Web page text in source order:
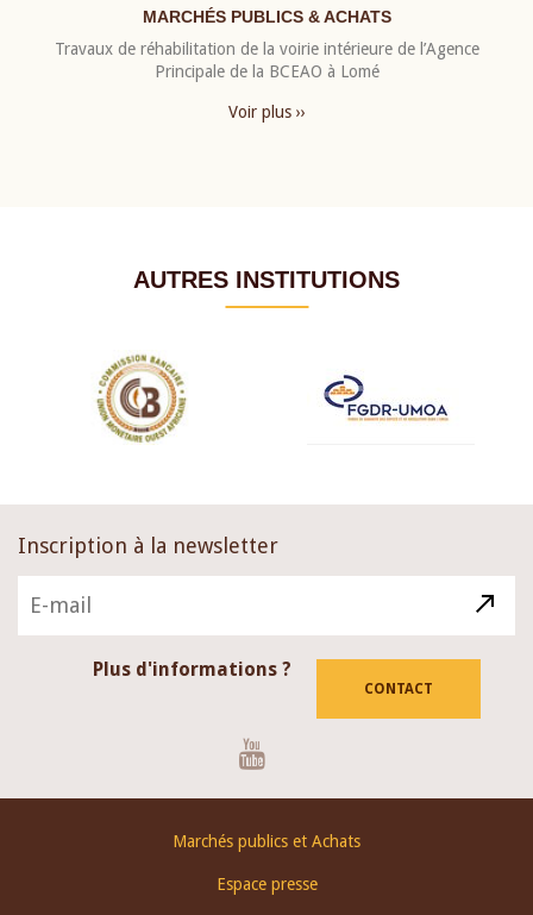
MARCHÉS PUBLICS & ACHATS
Travaux de réhabilitation de la voirie intérieure de l’Agence
Principale de la BCEAO à Lomé
Voir plus ››
AUTRES INSTITUTIONS
Inscription à la newsletter
Plus d'informations ?
CONTACT
Marchés publics et Achats
Espace presse